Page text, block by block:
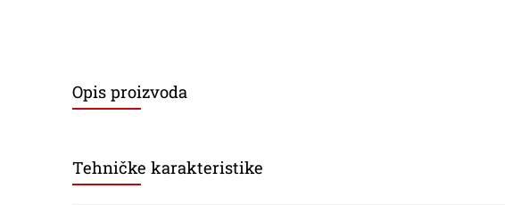
Opis proizvoda
Tehničke karakteristike